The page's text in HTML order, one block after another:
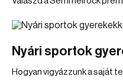
Nyári sportok
Hogyan vigyázzunk a saját